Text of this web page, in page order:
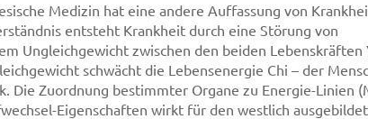
Medizin hat eine andere Auffassung von
entsteht Krankheit durch eine Störung von
Ungleichgewicht zwischen den beiden Lebenskräften
schwächt die Lebensenergie Chi – der
Die Zuordnung bestimmter Organe zu Energie-Linien
Eigenschaften wirkt für den westlich